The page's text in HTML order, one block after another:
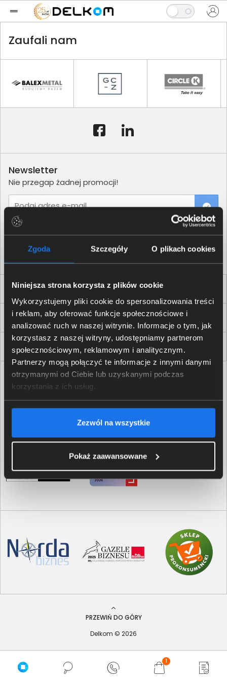
Zgoda Szczegóły O plikach cookies
Niniejsza strona korzysta z plików cookie
Wykorzystujemy pliki cookie do spersonalizowania treści
i reklam, aby oferować funkcje społecznościowe i
analizować ruch w naszej witrynie. Informacje o tym, jak
korzystasz z naszej witryny, udostępniamy partnerom
społecznościowym, reklamowym i analitycznym.
Partnerzy mogą połączyć te informacje z innymi danymi
otrzymanymi od Ciebie lub uzyskanymi podczas
korzystania z ich usług.
Zezwól na wszystkie
Pokaż zaawansowane
1
Zaufali nam
Dla Firm i Instytucji
Zakupy
Delkom 2000
Newsletter
Nie przegap żadnej promocji!
Podaj adres e-mail
PRZEWIŃ DO GÓRY
Delkom © 2026